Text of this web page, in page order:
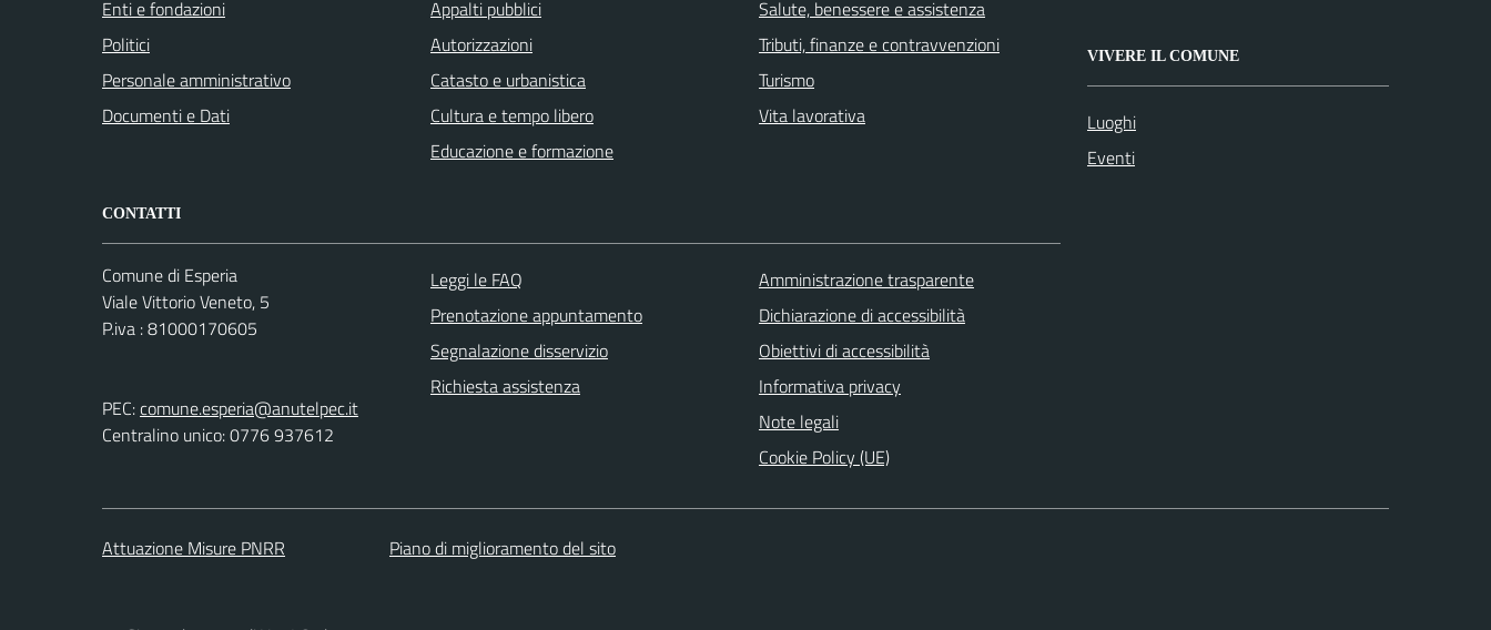
Enti e fondazioni
Politici
Personale amministrativo
Documenti e Dati
Appalti pubblici
Autorizzazioni
Catasto e urbanistica
Cultura e tempo libero
Educazione e formazione
Salute, benessere e assistenza
Tributi, finanze e contravvenzioni
Turismo
Vita lavorativa
VIVERE IL COMUNE
Luoghi
Eventi
CONTATTI
Comune di Esperia
Viale Vittorio Veneto, 5
P.iva : 81000170605
PEC:comune.esperia@anutelpec.it
Centralino unico: 0776 937612
Leggi le FAQ
Prenotazione appuntamento
Segnalazione disservizio
Richiesta assistenza
Amministrazione trasparente
Dichiarazione di accessibilità
Obiettivi di accessibilità
Informativa privacy
Note legali
Cookie Policy (UE)
Attuazione Misure PNRR Piano di miglioramento del sito